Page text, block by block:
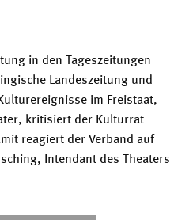
in den Tageszeitungen
Landeszeitung und
im Freistaat,
kritisiert der Kulturrat
reagiert der Verband auf
Intendant des Theaters